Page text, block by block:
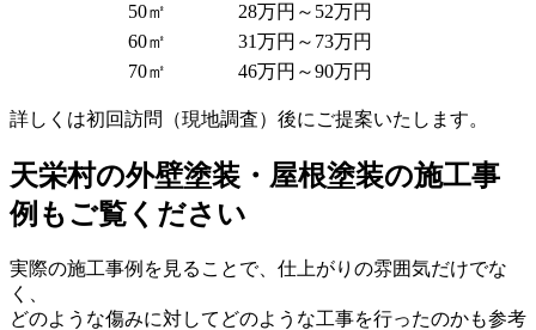
50㎡
28万円～52万円
60㎡
31万円～73万円
70㎡
46万円～90万円
詳しくは初回訪問（現地調査）後にご提案いたします。
天栄村の外壁塗装・屋根塗装の施工事
例もご覧ください
実際の施工事例を見ることで、仕上がりの雰囲気だけでな
く、
どのような傷みに対してどのような工事を行ったのかも参考